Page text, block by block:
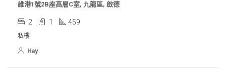
維港1號2B座高層C室, 九龍區, 啟德
2 1 459
私樓
Hay